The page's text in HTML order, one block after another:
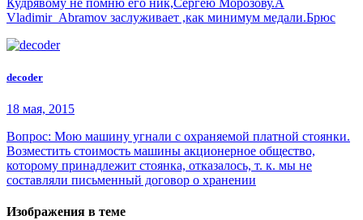
Кудрявому не помню его ник,Сергею Морозову.А
Vladimir_Abramov заслуживает ,как минимум медали.Брюс
decoder
18 мая, 2015
Вопрос: Мою машину угнали с охраняемой платной стоянки.
Возместить стоимость машины акционерное общество,
которому принадлежит стоянка, отказалось, т. к. мы не
составляли письменный договор о хранении
Изображения в теме